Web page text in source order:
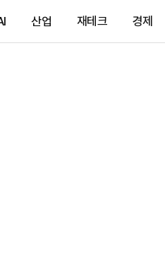
산업 재테크 경제